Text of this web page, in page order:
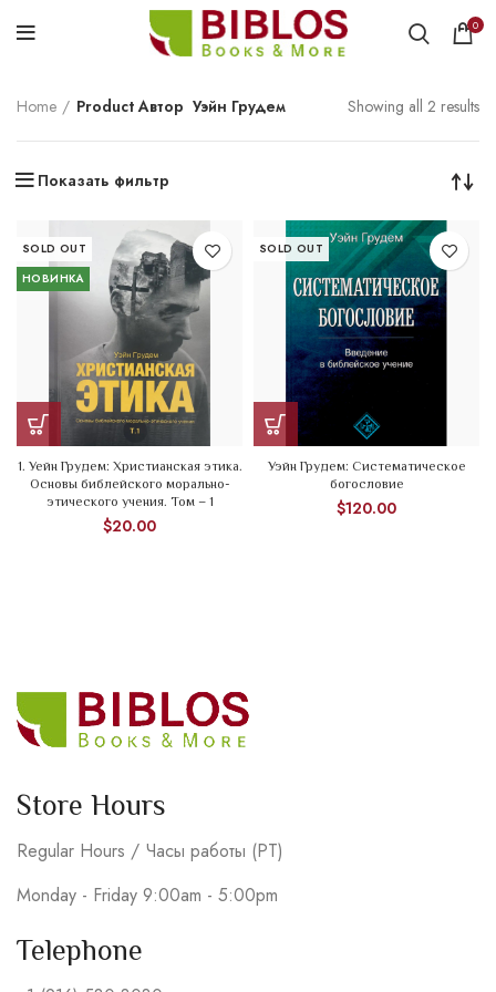
0
Home Product Автор Уэйн Грудем Showing all 2 results
Показать фильтр
SOLD OUT
НОВИНКА
1. Уейн Грудем: Христианская этика.
Основы библейского морально-
этического учения. Том – 1
$20.00
SOLD OUT
Уэйн Грудем: Систематическое
богословие
$120.00
Store Hours
Regular Hours / Часы работы (PT)
Monday - Friday 9:00am - 5:00pm
Telephone